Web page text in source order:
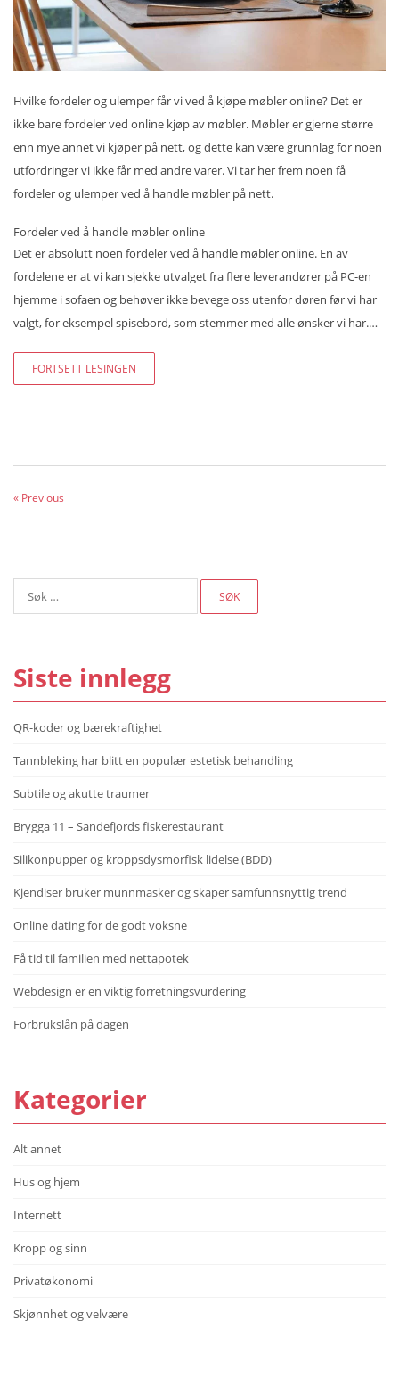
Hvilke fordeler og ulemper får vi ved å kjøpe møbler online? Det er
ikke bare fordeler ved online kjøp av møbler. Møbler er gjerne større
enn mye annet vi kjøper på nett, og dette kan være grunnlag for noen
utfordringer vi ikke får med andre varer. Vi tar her frem noen få
fordeler og ulemper ved å handle møbler på nett.
Fordeler ved å handle møbler online
Det er absolutt noen fordeler ved å handle møbler online. En av
fordelene er at vi kan sjekke utvalget fra flere leverandører på PC-en
hjemme i sofaen og behøver ikke bevege oss utenfor døren før vi har
valgt, for eksempel spisebord, som stemmer med alle ønsker vi har.…
FORTSETT LESINGEN
« Previous
etter:
Siste innlegg
QR-koder og bærekraftighet
Tannbleking har blitt en populær estetisk behandling
Subtile og akutte traumer
Brygga 11 – Sandefjords fiskerestaurant
Silikonpupper og kroppsdysmorfisk lidelse (BDD)
Kjendiser bruker munnmasker og skaper samfunnsnyttig trend
Online dating for de godt voksne
Få tid til familien med nettapotek
Webdesign er en viktig forretningsvurdering
Forbrukslån på dagen
Kategorier
Alt annet
Hus og hjem
Internett
Kropp og sinn
Privatøkonomi
Skjønnhet og velvære